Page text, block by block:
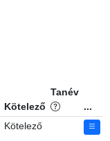
Kötelező
Tanév
...
Kötelező